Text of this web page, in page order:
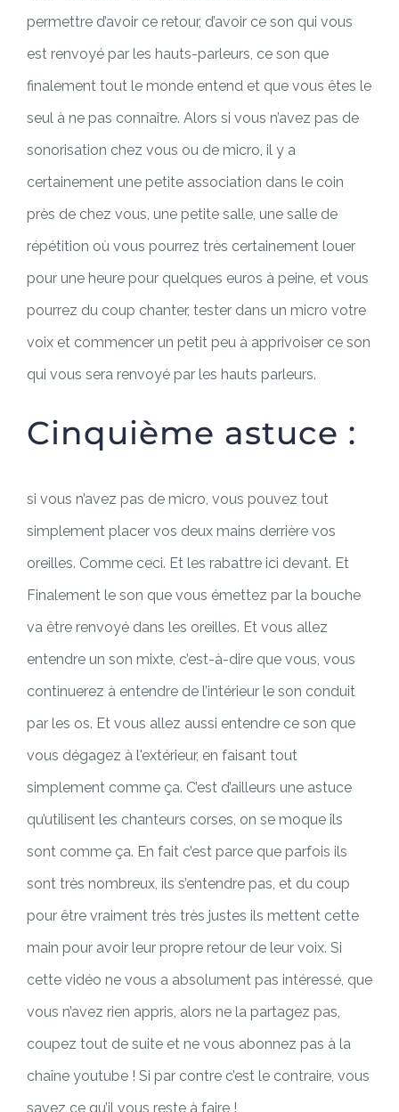
permettre d’avoir ce retour, d’avoir ce son qui vous
est renvoyé par les hauts-parleurs, ce son que
finalement tout le monde entend et que vous êtes le
seul à ne pas connaître. Alors si vous n’avez pas de
sonorisation chez vous ou de micro, il y a
certainement une petite association dans le coin
près de chez vous, une petite salle, une salle de
répétition où vous pourrez très certainement louer
pour une heure pour quelques euros à peine, et vous
pourrez du coup chanter, tester dans un micro votre
voix et commencer un petit peu à apprivoiser ce son
qui vous sera renvoyé par les hauts parleurs.
Cinquième astuce :
si vous n’avez pas de micro, vous pouvez tout
simplement placer vos deux mains derrière vos
oreilles. Comme ceci. Et les rabattre ici devant. Et
Finalement le son que vous émettez par la bouche
va être renvoyé dans les oreilles. Et vous allez
entendre un son mixte, c’est-à-dire que vous, vous
continuerez à entendre de l’intérieur le son conduit
par les os. Et vous allez aussi entendre ce son que
vous dégagez à l'extérieur, en faisant tout
simplement comme ça. C’est d’ailleurs une astuce
qu’utilisent les chanteurs corses, on se moque ils
sont comme ça. En fait c’est parce que parfois ils
sont très nombreux, ils s’entendre pas, et du coup
pour être vraiment très très justes ils mettent cette
main pour avoir leur propre retour de leur voix. Si
cette vidéo ne vous a absolument pas intéressé, que
vous n’avez rien appris, alors ne la partagez pas,
coupez tout de suite et ne vous abonnez pas à la
chaîne youtube ! Si par contre c’est le contraire, vous
savez ce qu’il vous reste à faire !